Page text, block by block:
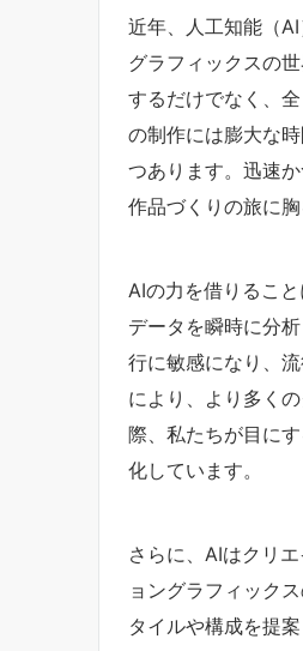
近年、人工知能（
グラフィックスの
するだけでなく、
の制作には膨大な
つあります。迅速
作品づくりの旅に胸
AIの力を借りるこ
データを瞬時に分
行に敏感になり、
により、より多く
際、私たちが目に
化しています。
さらに、AIはクリ
ョングラフィック
タイルや構成を提